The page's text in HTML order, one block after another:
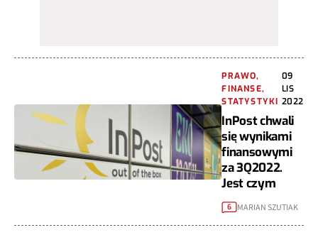
PRAWO,
FINANSE,
STATYSTYKI
09
LIS
2022
InPost chwali
się wynikami
finansowymi
za 3Q2022.
Jest czym
6 MARIAN SZUTIAK